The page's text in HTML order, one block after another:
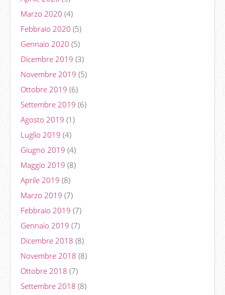
Marzo 2020 (4)
Febbraio 2020 (5)
Gennaio 2020 (5)
Dicembre 2019 (3)
Novembre 2019 (5)
Ottobre 2019 (6)
Settembre 2019 (6)
Agosto 2019 (1)
Luglio 2019 (4)
Giugno 2019 (4)
Maggio 2019 (8)
Aprile 2019 (8)
Marzo 2019 (7)
Febbraio 2019 (7)
Gennaio 2019 (7)
Dicembre 2018 (8)
Novembre 2018 (8)
Ottobre 2018 (7)
Settembre 2018 (8)